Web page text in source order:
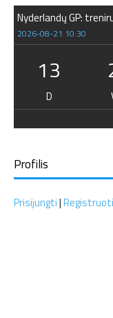
Nyderlandų GP:
2026-08-21 10:30
13
D
Profilis
Prisijungti|